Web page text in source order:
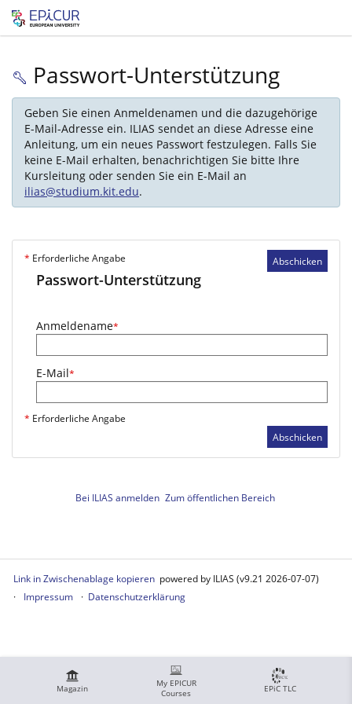
Magazin
My EPICUR
Courses
EPiC TLC
Passwort-Unterstützung
Geben Sie einen Anmeldenamen und die dazugehörige
E-Mail-Adresse ein. ILIAS sendet an diese Adresse eine
Anleitung, um ein neues Passwort festzulegen. Falls Sie
keine E-Mail erhalten, benachrichtigen Sie bitte Ihre
Kursleitung oder senden Sie ein E-Mail an
ilias@studium.kit.edu.
Abschicken
* Erforderliche Angabe
Passwort-Unterstützung
Anmeldename*
E-Mail*
* Erforderliche Angabe
Abschicken
Bei ILIAS anmelden Zum öffentlichen Bereich
Link in Zwischenablage kopieren powered by ILIAS (v9.21 2026-07-07)
Impressum
Datenschutzerklärung